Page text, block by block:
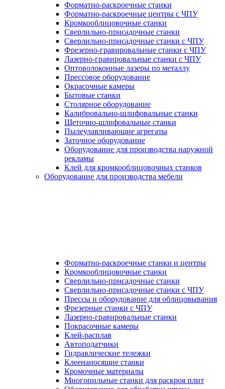
Форматно-раскроечные станки
Форматно-раскроечные центры с ЧПУ
Кромкооблицовочные станки
Сверлильно-присадочные станки
Сверлильно-присадочные станки с ЧПУ
Фрезерно-гравировальные станки с ЧПУ
Лазерно-гравировальные станки с ЧПУ
Оптоволоконные лазеры по металлу
Прессовое оборудование
Окрасочные камеры
Бытовые станки
Столярное оборудование
Калибровально-шлифовальные станки
Щеточно-шлифовальные станки
Пылеулавливающие агрегаты
Заточное оборудование
Оборудование для производства наружной
рекламы
Клей для кромкооблицовочных станков
Оборудование для производства мебели
Форматно-раскроечные станки и центры
Кромкооблицовочные станки
Сверлильно-присадочные станки
Сверлильно-присадочные станки с ЧПУ
Прессы и оборудование для облицовывания
Фрезерные станки с ЧПУ
Лазерно-гравировальные станки
Покрасочные камеры
Клей-расплав
Автоподатчики
Гидравлические тележки
Клеенаносящие станки
Кромочные материалы
Многопильные станки для раскроя плит